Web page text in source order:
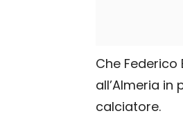
Che
all’Almeria
calciatore.